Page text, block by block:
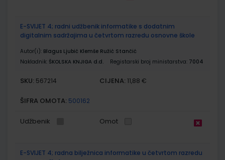
E-SVIJET 4; radni udžbenik informatike s dodatnim
digitalnim sadržajima u četvrtom razredu osnovne škole
Autor(i): Blagus Ljubić Klemše Ružić Stančić
Nakladnik: ŠKOLSKA KNJIGA d.d. Registarski broj ministarstva: 7004
SKU: 567214 CIJENA: 11,88 €
ŠIFRA OMOTA: 500162
Udžbenik Omot
E-SVIJET 4; radna bilježnica informatike u četvrtom razredu